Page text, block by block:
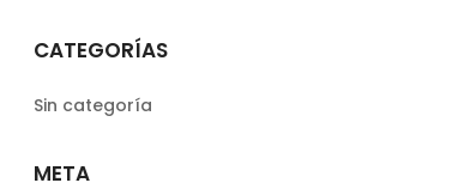
CATEGORÍAS
Sin categoría
META